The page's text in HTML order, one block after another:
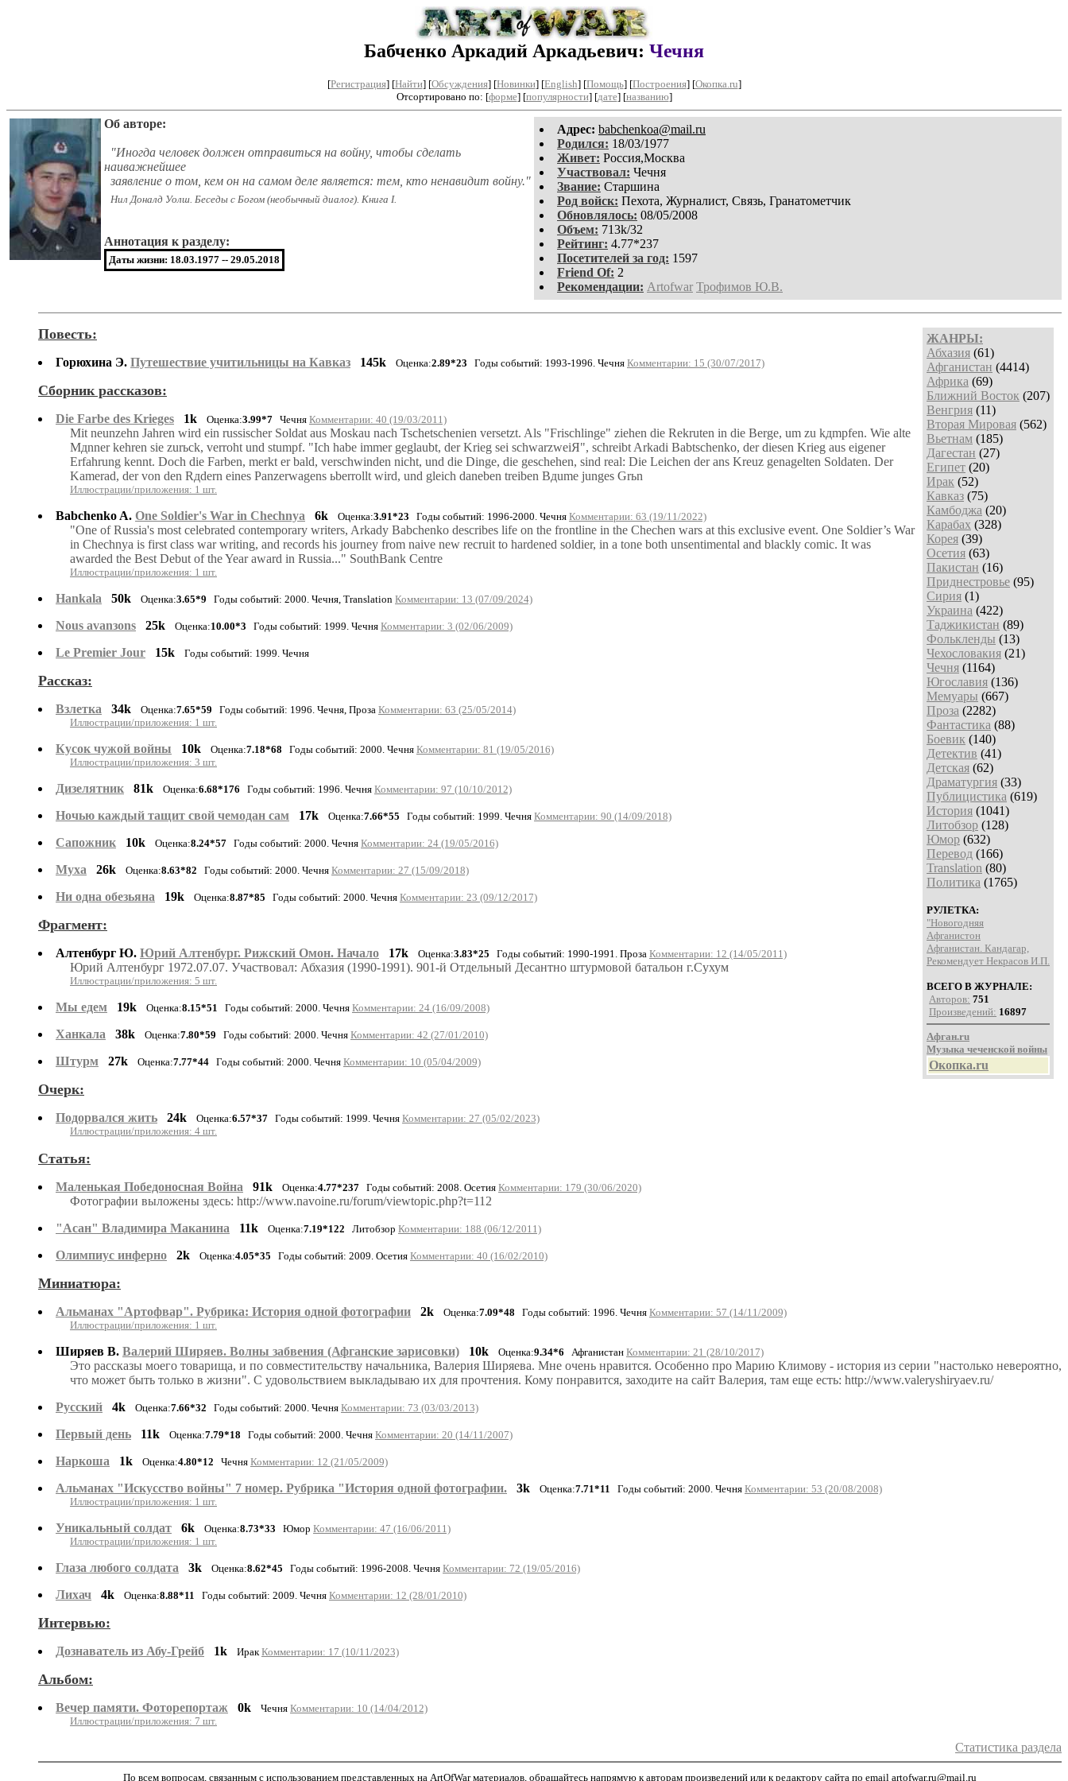
Бабченко Аркадий Аркадьевич: Чечня
[Регистрация] [Найти] [Обсуждения] [Новинки] [English] [Помощь] [Построения] [Окопка.ru]
Отсортировано по: [форме] [популярности] [дате] [названию]
Aдpeс: babchenkoa@mail.ru
Родился: 18/03/1977
Живет: Россия,Москва
Участвовал: Чечня
Звание: Старшина
Род войск: Пехота, Журналист, Связь, Гранатометчик
Обновлялось: 08/05/2008
Объем: 713k/32
Рейтинг: 4.77*237
Посетителей за год: 1597
Friend Of: 2
Рекомендации: Artofwar Трофимов Ю.В.
Об авторе:
"Иногда человек должен отправиться на войну, чтобы сделать
наиважнейшее
заявление о том, кем он на самом деле является: тем, кто ненавидит войну."
Нил Доналд Уолш. Беседы с Богом (необычный диалог). Книга I.
Аннотация к разделу:
Даты жизни: 18.03.1977 -- 29.05.2018
ЖАНРЫ:
Абхазия (61)
Афганистан (4414)
Африка (69)
Ближний Восток (207)
Венгрия (11)
Вторая Мировая (562)
Вьетнам (185)
Дагестан (27)
Египет (20)
Ирак (52)
Кавказ (75)
Камбоджа (20)
Карабах (328)
Корея (39)
Осетия (63)
Пакистан (16)
Приднестровье (95)
Сирия (1)
Украина (422)
Таджикистан (89)
Фолькленды (13)
Чехословакия (21)
Чечня (1164)
Югославия (136)
Мемуары (667)
Проза (2282)
Фантастика (88)
Боевик (140)
Детектив (41)
Детская (62)
Драматургия (33)
Публицистика (619)
История (1041)
Литобзор (128)
Юмор (632)
Перевод (166)
Translation (80)
Политика (1765)
РУЛЕТКА:
"Новогодняя
Афганистон
Афганистан. Кандагар,
Рекомендует Некрасов И.П.
ВСЕГО В ЖУРНАЛЕ:
Авторов: 751
Произведений: 16897
Афган.ru
Музыка чеченской войны
Окопка.ru
Повесть:
Горюхина Э. Путешествие учитильницы на Кавказ 145k Оценка:2.89*23 Годы событий: 1993-1996. Чечня Комментарии: 15 (30/07/2017)
Сборник рассказов:
Die Farbe des Krieges 1k Оценка:3.99*7 Чечня Комментарии: 40 (19/03/2011)
Mit neunzehn Jahren wird ein russischer Soldat aus Moskau nach Tschetschenien versetzt. Als "Frischlinge" ziehen die Rekruten in die Berge, um zu kдmpfen. Wie alte
Mдnner kehren sie zurьck, verroht und stumpf. "Ich habe immer geglaubt, der Krieg sei schwarzweiЯ", schreibt Arkadi Babtschenko, der diesen Krieg aus eigener
Erfahrung kennt. Doch die Farben, merkt er bald, verschwinden nicht, und die Dinge, die geschehen, sind real: Die Leichen der ans Kreuz genagelten Soldaten. Der
Kamerad, der von den Rдdern eines Panzerwagens ьberrollt wird, und gleich daneben treiben Bдume junges Grьn
Иллюстрации/приложения: 1 шт.
Babchenko A. One Soldier's War in Chechnya 6k Оценка:3.91*23 Годы событий: 1996-2000. Чечня Комментарии: 63 (19/11/2022)
"One of Russia's most celebrated contemporary writers, Arkady Babchenko describes life on the frontline in the Chechen wars at this exclusive event. One Soldier’s War
in Chechnya is first class war writing, and records his journey from naive new recruit to hardened soldier, in a tone both unsentimental and blackly comic. It was
awarded the Best Debut of the Year award in Russia..." SouthBank Centre
Иллюстрации/приложения: 1 шт.
Hankala 50k Оценка:3.65*9 Годы событий: 2000. Чечня, Translation Комментарии: 13 (07/09/2024)
Nous avanзons 25k Оценка:10.00*3 Годы событий: 1999. Чечня Комментарии: 3 (02/06/2009)
Le Premier Jour 15k Годы событий: 1999. Чечня
Рассказ:
Взлетка 34k Оценка:7.65*59 Годы событий: 1996. Чечня, Проза Комментарии: 63 (25/05/2014)
Иллюстрации/приложения: 1 шт.
Кусок чужой войны 10k Оценка:7.18*68 Годы событий: 2000. Чечня Комментарии: 81 (19/05/2016)
Иллюстрации/приложения: 3 шт.
Дизелятник 81k Оценка:6.68*176 Годы событий: 1996. Чечня Комментарии: 97 (10/10/2012)
Ночью каждый тащит свой чемодан сам 17k Оценка:7.66*55 Годы событий: 1999. Чечня Комментарии: 90 (14/09/2018)
Сапожник 10k Оценка:8.24*57 Годы событий: 2000. Чечня Комментарии: 24 (19/05/2016)
Муха 26k Оценка:8.63*82 Годы событий: 2000. Чечня Комментарии: 27 (15/09/2018)
Ни одна обезьяна 19k Оценка:8.87*85 Годы событий: 2000. Чечня Комментарии: 23 (09/12/2017)
Фрагмент:
Алтенбург Ю. Юрий Алтенбург. Рижский Омон. Начало 17k Оценка:3.83*25 Годы событий: 1990-1991. Проза Комментарии: 12 (14/05/2011)
Юрий Алтенбург 1972.07.07. Участвовал: Абхазия (1990-1991). 901-й Отдельный Десантно штурмовой батальон г.Сухум
Иллюстрации/приложения: 5 шт.
Мы едем 19k Оценка:8.15*51 Годы событий: 2000. Чечня Комментарии: 24 (16/09/2008)
Ханкала 38k Оценка:7.80*59 Годы событий: 2000. Чечня Комментарии: 42 (27/01/2010)
Штурм 27k Оценка:7.77*44 Годы событий: 2000. Чечня Комментарии: 10 (05/04/2009)
Очерк:
Подорвался жить 24k Оценка:6.57*37 Годы событий: 1999. Чечня Комментарии: 27 (05/02/2023)
Иллюстрации/приложения: 4 шт.
Статья:
Маленькая Победоносная Война 91k Оценка:4.77*237 Годы событий: 2008. Осетия Комментарии: 179 (30/06/2020)
Фотографии выложены здесь: http://www.navoine.ru/forum/viewtopic.php?t=112
"Асан" Владимира Маканина
11k Оценка:7.19*122 Литобзор Комментарии: 188 (06/12/2011)
Олимпиус инферно 2k Оценка:4.05*35 Годы событий: 2009. Осетия Комментарии: 40 (16/02/2010)
Миниатюра:
Альманах "Артофвар". Рубрика: История одной фотографии 2k Оценка:7.09*48 Годы событий: 1996. Чечня Комментарии: 57 (14/11/2009)
Иллюстрации/приложения: 1 шт.
Ширяев В. Валерий Ширяев. Волны забвения (Афганские зарисовки) 10k Оценка:9.34*6 Афганистан Комментарии: 21 (28/10/2017)
Это рассказы моего товарища, и по совместительству начальника, Валерия Ширяева. Мне очень нравится. Особенно про Марию Климову - история из серии "настолько невероятно,
что может быть только в жизни". С удовольствием выкладываю их для прочтения. Кому понравится, заходите на сайт Валерия, там еще есть: http://www.valeryshiryaev.ru/
Русский
4k Оценка:7.66*32 Годы событий: 2000. Чечня Комментарии: 73 (03/03/2013)
Первый день 11k Оценка:7.79*18 Годы событий: 2000. Чечня Комментарии: 20 (14/11/2007)
Наркоша 1k Оценка:4.80*12 Чечня Комментарии: 12 (21/05/2009)
Альманах "Искусство войны" 7 номер. Рубрика "История одной фотографии. 3k Оценка:7.71*11 Годы событий: 2000. Чечня Комментарии: 53 (20/08/2008)
Иллюстрации/приложения: 1 шт.
Уникальный солдат 6k Оценка:8.73*33 Юмор Комментарии: 47 (16/06/2011)
Иллюстрации/приложения: 1 шт.
Глаза любого солдата 3k Оценка:8.62*45 Годы событий: 1996-2008. Чечня Комментарии: 72 (19/05/2016)
Лихач 4k Оценка:8.88*11 Годы событий: 2009. Чечня Комментарии: 12 (28/01/2010)
Интервью:
Дознаватель из Абу-Грейб 1k Ирак Комментарии: 17 (10/11/2023)
Альбом:
Вечер памяти. Фоторепортаж 0k Чечня Комментарии: 10 (14/04/2012)
Иллюстрации/приложения: 7 шт.
Статистика раздела
По всем вопросам, связанным с использованием представленных на ArtOfWar материалов, обращайтесь напрямую к авторам произведений или к редактору сайта по email artofwar.ru@mail.ru